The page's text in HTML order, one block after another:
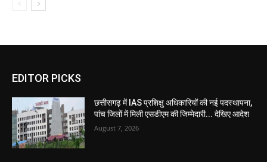
EDITOR PICKS
छत्तीसगढ़ में IAS प्रशिक्षु अधिकारियों की नई पदस्थापना,
पांच जिलों में मिली एसडीएम की जिम्मेदारी... देखिए आदेश
August 7, 2026